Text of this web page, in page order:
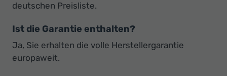
deutschen Preisliste.
Ist die Garantie enthalten?
Ja, Sie erhalten die volle Herstellergarantie
europaweit.